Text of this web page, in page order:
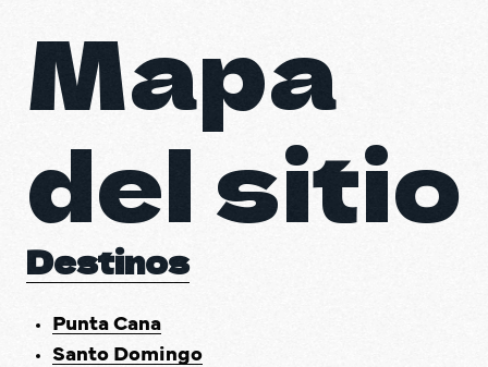
Mapa
del sitio
Destinos
Punta Cana
Santo Domingo